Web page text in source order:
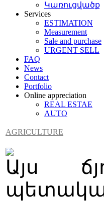
Կառուցվածք
Services
ESTIMATION
Мeasurement
Sale and purchase
URGENT SELL
FAQ
News
Contact
Portfolio
Online appreciation
REAL ESTAE
AUTO
AGRICULTURE
Այս